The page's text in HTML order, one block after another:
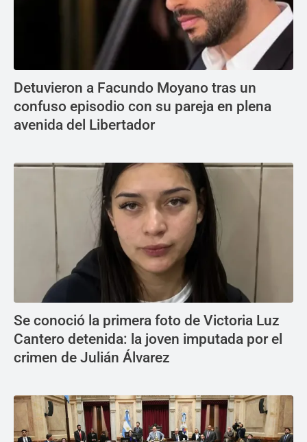
Detuvieron a Facundo Moyano tras un
confuso episodio con su pareja en plena
avenida del Libertador
Se conoció la primera foto de Victoria Luz
Cantero detenida: la joven imputada por el
crimen de Julián Álvarez